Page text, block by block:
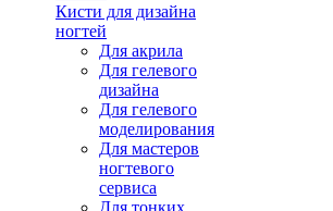
Кисти для дизайна
ногтей
Для акрила
Для гелевого
дизайна
Для гелевого
моделирования
Для мастеров
ногтевого
сервиса
Для тонких